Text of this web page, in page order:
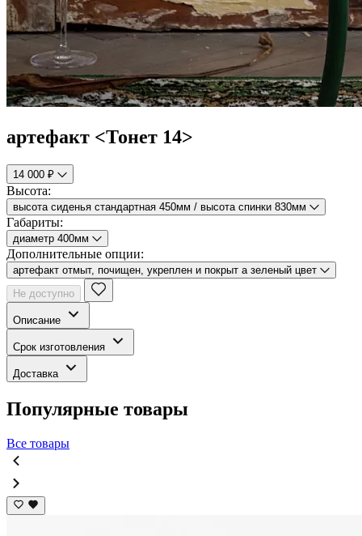
артефакт <Тонет 14>
14 000 ₽
Высота:
высота сиденья стандартная 450мм / высота спинки 830мм
Габариты:
диаметр 400мм
Дополнительные опции:
артефакт отмыт, почищен, укреплен и покрыт а зеленый цвет
Не доступно
Описание
Срок изготовления
Доставка
Популярные товары
Все товары